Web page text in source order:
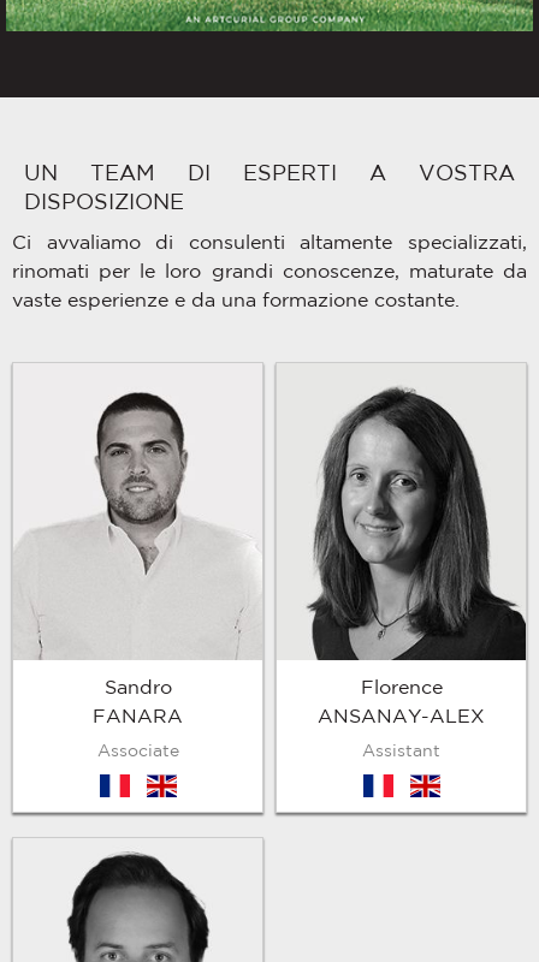
UN TEAM DI ESPERTI A VOSTRA
DISPOSIZIONE
Ci avvaliamo di consulenti altamente specializzati,
rinomati per le loro grandi conoscenze, maturate da
vaste esperienze e da una formazione costante.
Sandro
FANARA
Associate
en
Florence
ANSANAY-ALEX
Assistant
en